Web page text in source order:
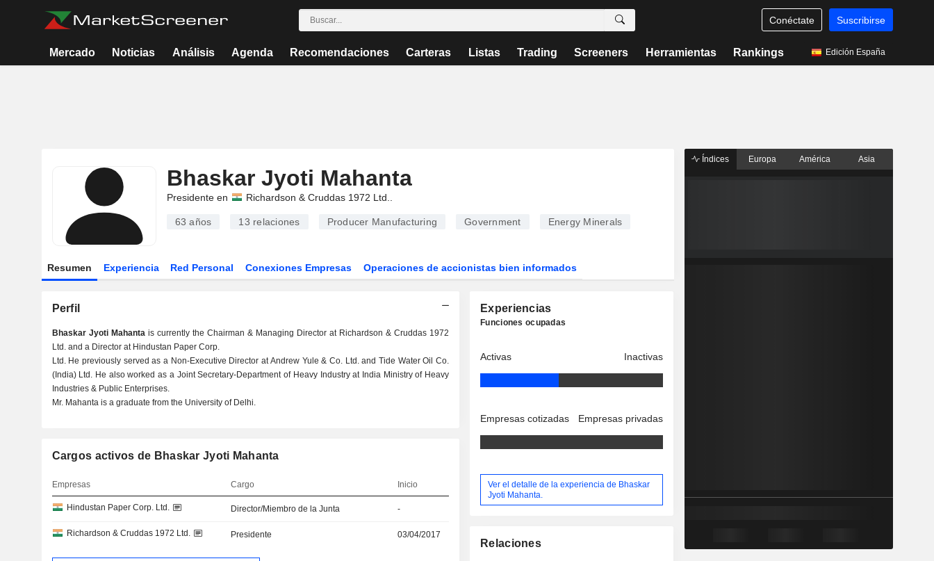
Conéctate Suscribirse
Mercado Noticias Análisis Agenda Recomendaciones Carteras Listas Trading Screeners Herramientas Rankings Edición España
Bhaskar Jyoti Mahanta
Presidente en Richardson & Cruddas 1972 Ltd.
63 años 13 relaciones Producer Manufacturing Government Energy Minerals
Resumen Experiencia Red Personal Conexiones Empresas Operaciones de accionistas bien informados
Perfil
Bhaskar Jyoti Mahantais currently the Chairman & Managing Director at Richardson & Cruddas 1972
Ltd. and a Director at Hindustan Paper Corp.
Ltd. He previously served as a Non-Executive Director at Andrew Yule & Co. Ltd. and Tide Water Oil Co.
(India) Ltd. He also worked as a Joint Secretary-Department of Heavy Industry at India Ministry of Heavy
Industries & Public Enterprises.
Mr. Mahanta is a graduate from the University of Delhi.
Cargos activos de Bhaskar Jyoti Mahanta
Empresas Cargo Inicio
Hindustan Paper Corp. Ltd. Director/Miembro de la Junta -
Richardson & Cruddas 1972 Ltd. Presidente 03/04/2017
Experiencias
Funciones ocupadas
Activas Inactivas
Empresas cotizadas Empresas privadas
Ver el detalle de la experiencia de Bhaskar
Jyoti Mahanta.
Relaciones
Índices Europa América Asia